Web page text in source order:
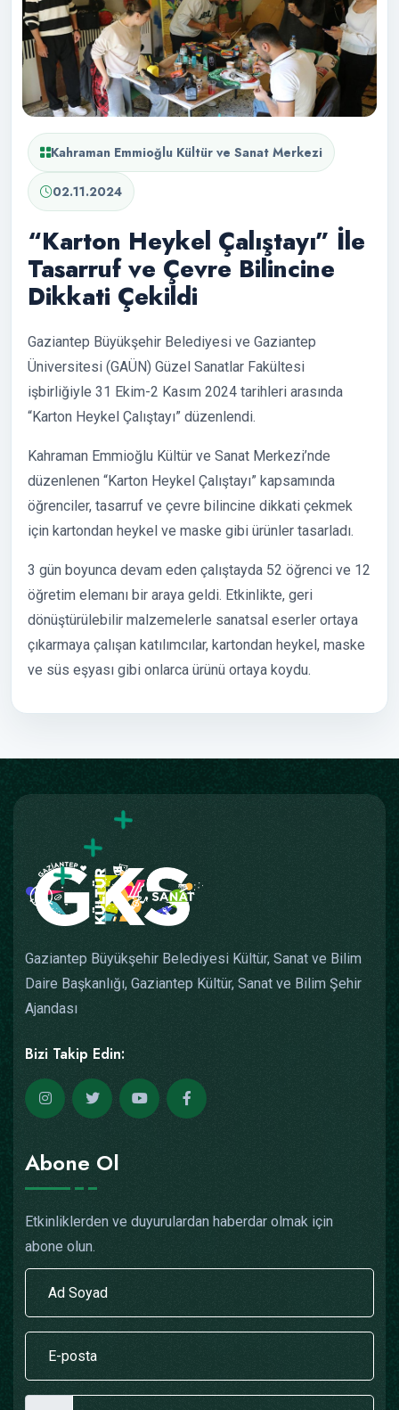
Kahraman Emmioğlu Kültür ve Sanat Merkezi
02.11.2024
“Karton Heykel Çalıştayı” İle
Tasarruf ve Çevre Bilincine
Dikkati Çekildi
Gaziantep Büyükşehir Belediyesi ve Gaziantep
Üniversitesi (GAÜN) Güzel Sanatlar Fakültesi
işbirliğiyle 31 Ekim-2 Kasım 2024 tarihleri arasında
“Karton Heykel Çalıştayı” düzenlendi.
Kahraman Emmioğlu Kültür ve Sanat Merkezi’nde
düzenlenen “Karton Heykel Çalıştayı” kapsamında
öğrenciler, tasarruf ve çevre bilincine dikkati çekmek
için kartondan heykel ve maske gibi ürünler tasarladı.
3 gün boyunca devam eden çalıştayda 52 öğrenci ve 12
öğretim elemanı bir araya geldi. Etkinlikte, geri
dönüştürülebilir malzemelerle sanatsal eserler ortaya
çıkarmaya çalışan katılımcılar, kartondan heykel, maske
ve süs eşyası gibi onlarca ürünü ortaya koydu.
Gaziantep Büyükşehir Belediyesi Kültür, Sanat ve Bilim
Daire Başkanlığı, Gaziantep Kültür, Sanat ve Bilim Şehir
Ajandası
Bizi Takip Edin:
Abone Ol
Etkinliklerden ve duyurulardan haberdar olmak için
abone olun.